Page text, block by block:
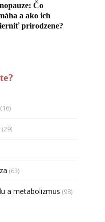
Čo
a ako ich
prirodzene?
(16)
(29)
(63)
a metabolizmus (98)